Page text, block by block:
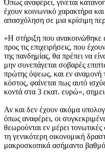
Όπως αναφέρει, γίνεται
έχουν κοινωνικό χαρακτήρα
απασχόληση σε μια κρίσιμη
«Η στήριξη που
προς τις επιχειρήσεις, που
της πανδημίας, θα πρέπει να
μην συνεπάγεται σοβαρές
πρώτης όψεως, και εν αναμονή
κόστος, φαίνεται πως αυτό
κοντά στα 3 εκατ. ευρώ»,
Αν και δεν έχουν ακόμα
όπως αναφέρει, οι
θεωρούνται εν μέρει
τη γενικότερη οικονομική
μακροσκοπικά ασήμαντο